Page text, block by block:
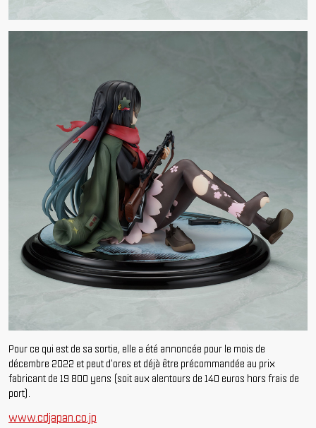
Pour ce qui est de sa sortie, elle a été annoncée pour le mois de
décembre 2022 et peut d'ores et déjà être précommandée au prix
fabricant de 19 800 yens (soit aux alentours de 140 euros hors frais de
port).
www.cdjapan.co.jp